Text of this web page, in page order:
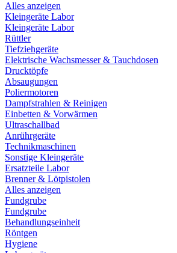
Alles anzeigen
Kleingeräte Labor
Kleingeräte Labor
Rüttler
Tiefziehgeräte
Elektrische Wachsmesser & Tauchdosen
Drucktöpfe
Absaugungen
Poliermotoren
Dampfstrahlen & Reinigen
Einbetten & Vorwärmen
Ultraschallbad
Anrührgeräte
Technikmaschinen
Sonstige Kleingeräte
Ersatzteile Labor
Brenner & Lötpistolen
Alles anzeigen
Fundgrube
Fundgrube
Behandlungseinheit
Röntgen
Hygiene